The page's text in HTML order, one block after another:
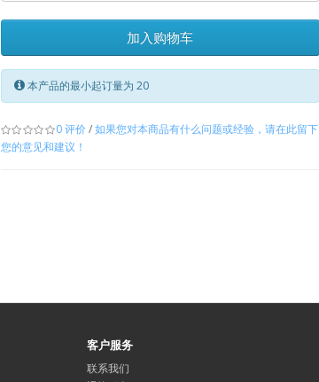
加入购物车
本产品的最小起订量为 20
0 评价/如果您对本商品有什么问题或经验，请在此留下
您的意见和建议！
客户服务
联系我们